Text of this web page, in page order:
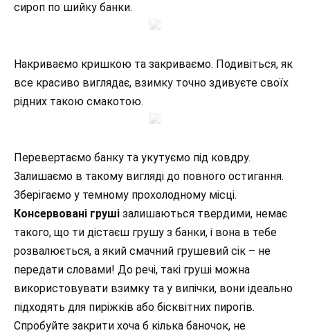
сироп по шийку банки.
Накриваємо кришкою та закриваємо. Подивіться, як
все красиво виглядає, взимку точно здивуєте своїх
рідних такою смакотою.
Перевертаємо банку та укутуємо під ковдру.
Залишаємо в такому вигляді до повного остигання.
Зберігаємо у темному прохолодному місці.
Консервовані груші залишаються твердими, немає
такого, що ти дістаєш грушу з банки, і вона в тебе
розвалюється, а який смачний грушевий сік – не
передати словами! До речі, такі груші можна
використовувати взимку та у випічки, вони ідеально
підходять для пиріжків або бісквітних пирогів.
Спробуйте закрити хоча б кілька баночок, не